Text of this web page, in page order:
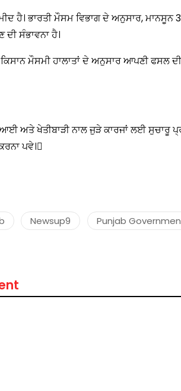
ਹੈ। ਭਾਰਤੀ ਮੌਸਮ ਵਿਭਾਗ ਦੇ ਅਨੁਸਾਰ, ਮਾਨਸੂਨ
ਸੰਭਾਵਨਾ ਹੈ।
ਮੌਸਮੀ ਹਾਲਾਤਾਂ ਦੇ ਅਨੁਸਾਰ ਆਪਣੀ ਫਸਲ
ਅਤੇ ਖੇਤੀਬਾੜੀ ਨਾਲ ਜੁੜੇ ਕਾਰਜਾਂ ਲਈ ਸੁਚਾਰੂ
ਪਵੇ।
Newsup9 Punjab
starts with every
not from the comfort